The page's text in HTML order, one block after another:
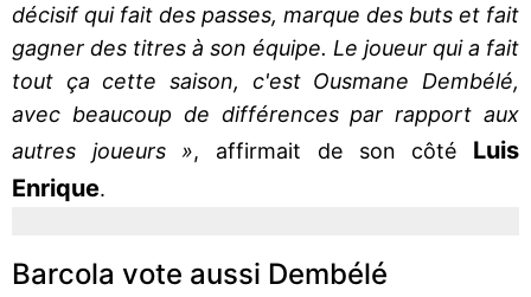
décisif qui fait des passes, marque des buts et fait
gagner des titres à son équipe. Le joueur qui a fait
tout ça cette saison, c'est Ousmane Dembélé,
avec beaucoup de différences par rapport aux
autres joueurs », affirmait de son côté Luis
Enrique.
Barcola vote aussi Dembélé